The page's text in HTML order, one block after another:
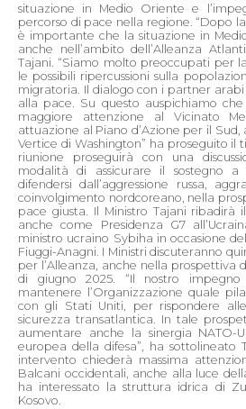
situazione in Medio Oriente e
percorso di pace nella regione. “Dopo
è importante che la situazione in
anche nell’ambito dell’Alleanza
Tajani. “Siamo molto preoccupati per
le possibili ripercussioni sulla
migratoria. Il dialogo con i partner
alla pace. Su questo auspichiamo
maggiore attenzione al Vicinato
attuazione al Piano d’Azione per il Sud,
Vertice di Washington” ha proseguito il
riunione proseguirà con una
modalità di assicurare il sostegno
difendersi dall’aggressione russa,
coinvolgimento nordcoreano, nella
pace giusta. Il Ministro Tajani ribadirà
anche come Presidenza G7
ministro ucraino Sybiha in occasione
Fiuggi-Anagni. I Ministri discuteranno
per l’Alleanza, anche nella prospettiva
di giugno 2025. “Il nostro
mantenere l’Organizzazione quale
con gli Stati Uniti, per rispondere
sicurezza transatlantica. In tale
aumentare anche la sinergia NATO-
europea della difesa”, ha sottolineato
intervento chiederà massima
Balcani occidentali, anche alla luce
ha interessato la struttura idrica di
Kosovo.